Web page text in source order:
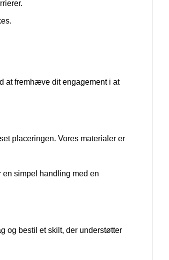
at fremhæve dit engagement i at
placeringen. Vores materialer er
simpel handling med en
og bestil et skilt, der understøtter